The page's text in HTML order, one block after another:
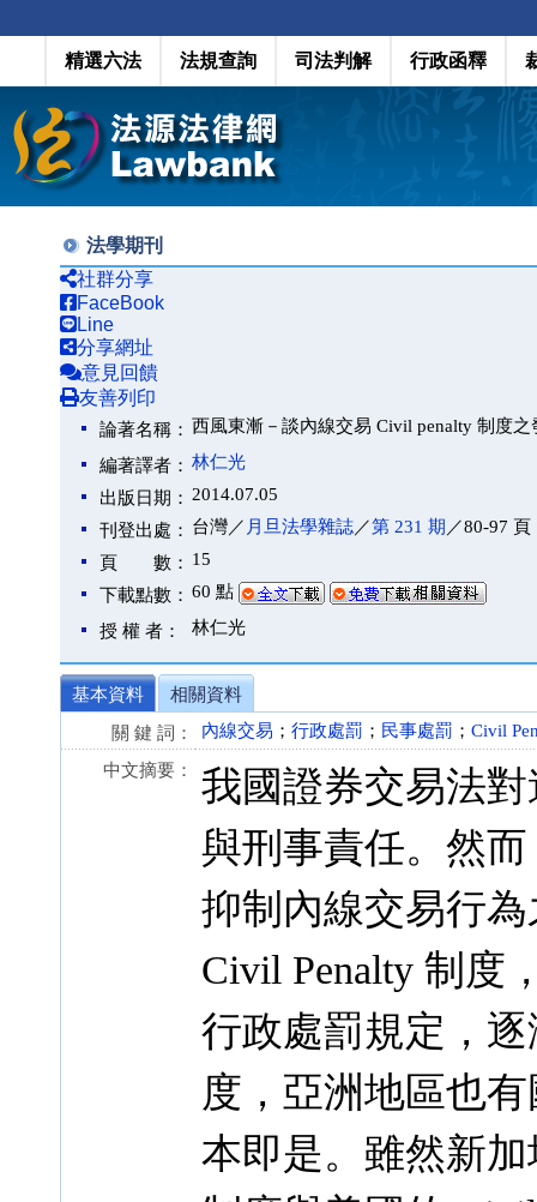
精選六法 法規查詢 司法判解 行政函釋
法學期刊
社群分享
FaceBook
Line
分享網址
意見回饋
友善列印
論著名稱： 西風東漸－談內線交易 Civil penalty 制度之
編著譯者： 林仁光
出版日期： 2014.07.05
刊登出處： 台灣／ 月旦法學雜誌／第 231 期 ／80-97 頁
頁 數： 15
下載點數： 60 點
授 權 者： 林仁光
基本資料
相關資料
關 鍵 詞：
內線交易 ； 行政處罰 ； 民事處罰 ； Civil
中文摘要：
我國證券交易法
與刑事責任。然
抑制內線交易行
Civil Penalty 制度
行政處罰規定，
度，亞洲地區也
本即是。雖然新